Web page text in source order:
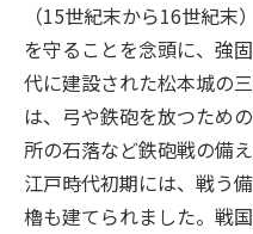
（15世紀末から16世紀
を守ることを念頭に、強
代に建設された松本城の
は、弓や鉄砲を放つため
所の石落など鉄砲戦の備
江戸時代初期には、戦う
櫓も建てられました。戦